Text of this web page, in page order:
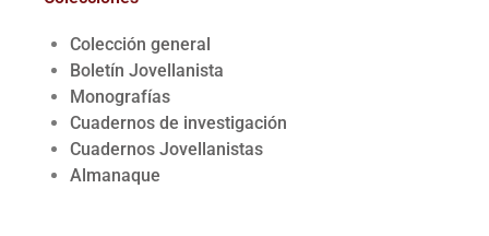
Colección general
Boletín Jovellanista
Monografías
Cuadernos de investigación
Cuadernos Jovellanistas
Almanaque